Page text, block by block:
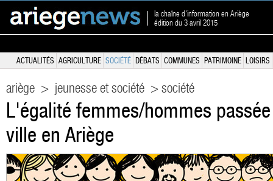
la chaîne d'information en Ariège
édition du 3 avril 2015
ACTUALITÉS AGRICULTURE SOCIÉTÉ DÉBATS COMMUNES PATRIMOINE LOISIRS
ariège > jeunesse et société > société
L'égalité femmes/hommes
ville en Ariège